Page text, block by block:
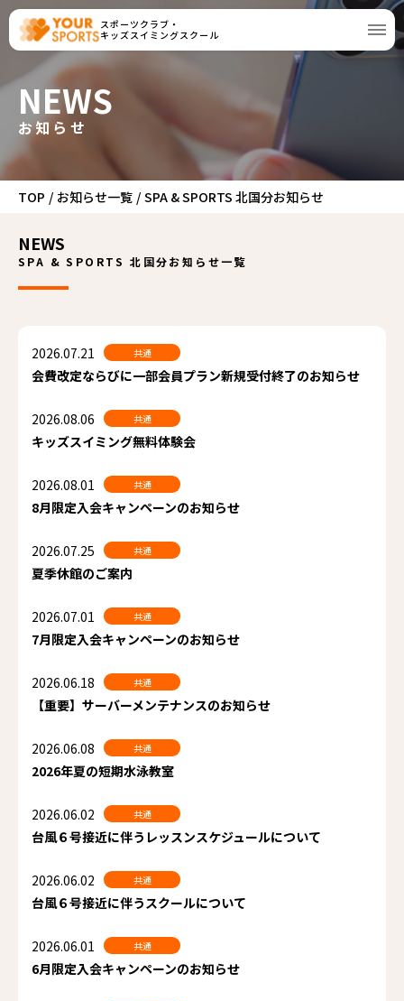
スポーツクラブ・
キッズスイミングスクール
NEWS
お知らせ
TOP / お知らせ一覧 / SPA & SPORTS 北国分お知らせ
NEWS
SPA & SPORTS 北国分お知らせ一覧
2026.07.21 共通
会費改定ならびに一部会員プラン新規受付終了のお知らせ
2026.08.06 共通
キッズスイミング無料体験会
2026.08.01 共通
8月限定入会キャンペーンのお知らせ
2026.07.25 共通
夏季休館のご案内
2026.07.01 共通
7月限定入会キャンペーンのお知らせ
2026.06.18 共通
【重要】サーバーメンテナンスのお知らせ
2026.06.08 共通
2026年夏の短期水泳教室
2026.06.02 共通
台風６号接近に伴うレッスンスケジュールについて
2026.06.02 共通
台風６号接近に伴うスクールについて
2026.06.01 共通
6月限定入会キャンペーンのお知らせ